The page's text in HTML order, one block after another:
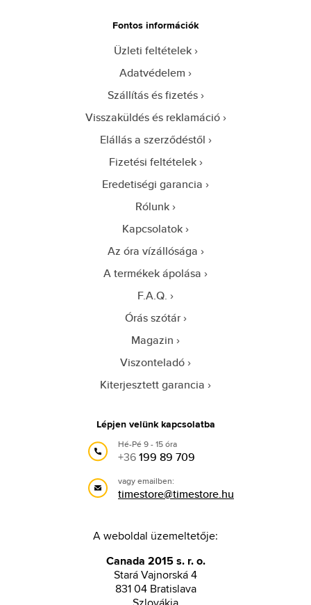
Fontos információk
Üzleti feltételek
Adatvédelem
Szállítás és fizetés
Visszaküldés és reklamáció
Elállás a szerződéstől
Fizetési feltételek
Eredetiségi garancia
Rólunk
Kapcsolatok
Az óra vízállósága
A termékek ápolása
F.A.Q.
Órás szótár
Magazin
Viszonteladó
Kiterjesztett garancia
Lépjen velünk kapcsolatba
Hé-Pé 9 - 15 óra
+36199 89 709
vagy emailben:
timestore@timestore.hu
A weboldal üzemeltetője:
Canada 2015 s. r. o.
Stará Vajnorská 4
831 04 Bratislava